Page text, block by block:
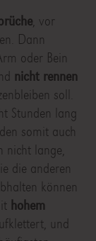
, vor
Dann
oder Bein
nicht rennen
soll.
Stunden lang
somit auch
lange,
die anderen
können
hohem
und